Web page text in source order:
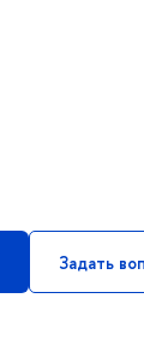
Задать